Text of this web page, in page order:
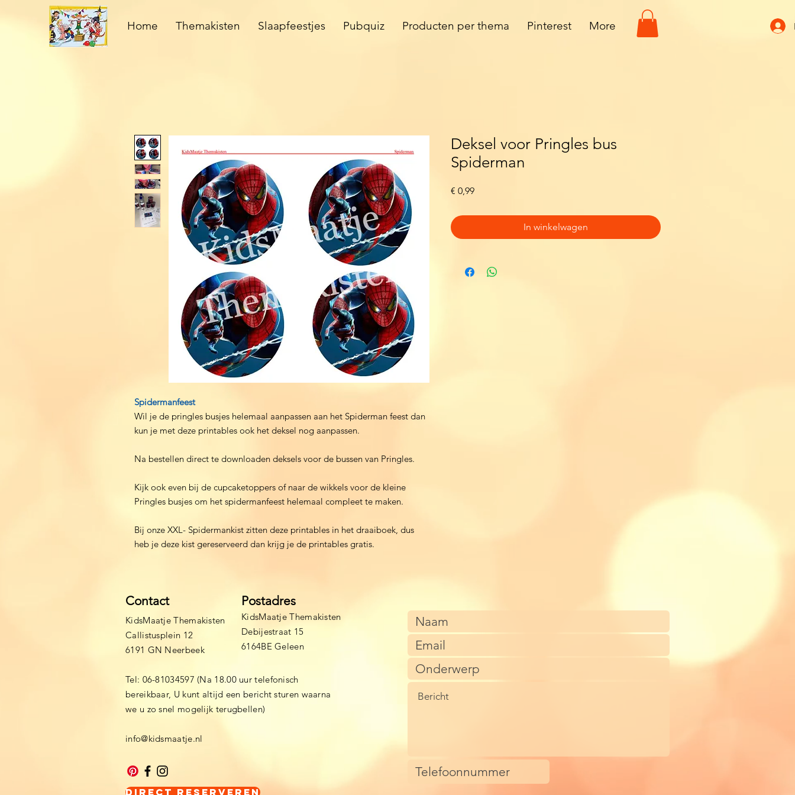
Home Themakisten Slaapfeestjes Pubquiz Producten per thema Pinterest More
Spidermanfeest
Wil je de pringles busjes helemaal aanpassen aan het Spiderman feest dan
kun je met deze printables ook het deksel nog aanpassen.
Na bestellen direct te downloaden deksels voor de bussen van Pringles.
Kijk ook even bij de cupcaketoppers of naar de wikkels voor de kleine
Pringles busjes om het spidermanfeest helemaal compleet te maken.
Bij onze XXL- Spidermankist zitten deze printables in het draaiboek, dus
heb je deze kist gereserveerd dan krijg je de printables gratis.
Deksel voor Pringles bus
Spiderman
€ 0,99Prijs
In winkelwagen
Contact
KidsMaatje Themakisten
Callistusplein 12
6191 GN Neerbeek
Tel: 06-81034597 (Na 18.00 uur telefonisch
bereikbaar, U kunt altijd een bericht sturen waarna
we u zo snel mogelijk terugbellen)
info@kidsmaatje.nl
Direct Reserveren
Postadres
KidsMaatje Themakisten
Debijestraat 15
6164BE Geleen